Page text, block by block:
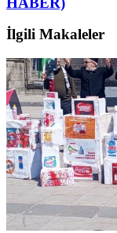
İlgili Makaleler